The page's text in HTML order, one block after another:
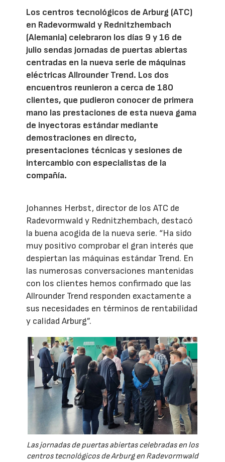
Los centros tecnológicos de Arburg (ATC)
en Radevormwald y Rednitzhembach
(Alemania) celebraron los días 9 y 16 de
julio sendas jornadas de puertas abiertas
centradas en la nueva serie de máquinas
eléctricas Allrounder Trend. Los dos
encuentros reunieron a cerca de 180
clientes, que pudieron conocer de primera
mano las prestaciones de esta nueva gama
de inyectoras estándar mediante
demostraciones en directo,
presentaciones técnicas y sesiones de
intercambio con especialistas de la
compañía.
Johannes Herbst, director de los ATC de
Radevormwald y Rednitzhembach, destacó
la buena acogida de la nueva serie. “Ha sido
muy positivo comprobar el gran interés que
despiertan las máquinas estándar Trend. En
las numerosas conversaciones mantenidas
con los clientes hemos confirmado que las
Allrounder Trend responden exactamente a
sus necesidades en términos de rentabilidad
y calidad Arburg”.
Las jornadas de puertas abiertas celebradas en los
centros tecnológicos de Arburg en Radevormwald